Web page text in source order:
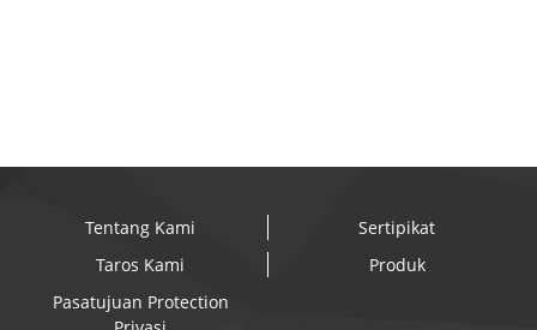
Tentang Kami
Sertipikat
Taros Kami
Produk
Pasatujuan Protection